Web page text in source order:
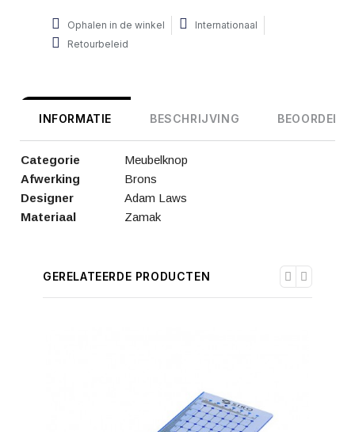
Ophalen in de winkel
Internationaal
Retourbeleid
INFORMATIE BESCHRIJVING
Categorie
Meubelknop
Afwerking
Brons
Designer
Adam Laws
Materiaal
Zamak
GERELATEERDE PRODUCTEN